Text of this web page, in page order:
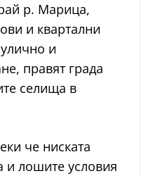
р. Марица,
и квартални
и
правят града
селища в
че ниската
и лошите условия